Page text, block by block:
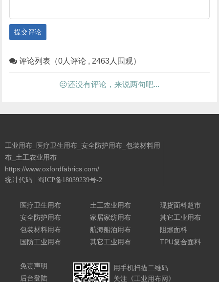
提交评论
评论列表（0人评论 , 2463人围观）
☹还没有评论，来说两句吧...
工业用布_医疗卫生用布_安全防护用布_包装材料用
布_土工农业用布
https://www.oxfordfabrics.com/
统计代码 蜀ICP备18039239号-2
医疗卫生用布
安全防护用布
包装材料用布
国防工业用布
土工农业用布
家居家纺用布
航海船泊用布
其它工业用布
现货面料超市
其它工业用布
阻燃面料
TPU复合面料
免责声明
后台登陆
用手机扫描二维码
关注《工业用布网》